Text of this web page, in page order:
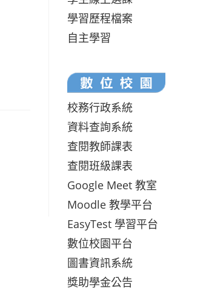
學習歷程檔案
自主學習
校務行政系統
資料查詢系統
查閱教師課表
查閱班級課表
Google Meet 教室
Moodle 教學平台
EasyTest 學習平台
數位校園平台
圖書資訊系統
獎助學金公告